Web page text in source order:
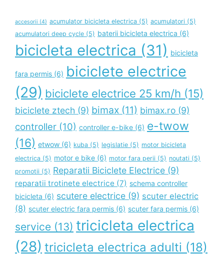
accesorii (4) acumulator bicicleta electrica (5) acumulatori (5)
acumulatori deep cycle (5) baterii bicicleta electrica (6)
bicicleta electrica (31) bicicleta
fara permis (6) biciclete electrice
(29) biciclete electrice 25 km/h (15)
biciclete ztech (9) bimax (11) bimax.ro (9)
controller (10) controller e-bike (6) e-twow
(16) etwow (6) kuba (5) legislatie (5) motor bicicleta
electrica (5) motor e bike (6) motor fara perii (5) noutati (5)
promotii (5) Reparatii Biciclete Electrice (9)
reparatii trotinete electrice (7) schema controller
bicicleta (6) scutere electrice (9) scuter electric
(8) scuter electric fara permis (6) scuter fara permis (6)
service (13) tricicleta electrica
(28) tricicleta electrica adulti (18)